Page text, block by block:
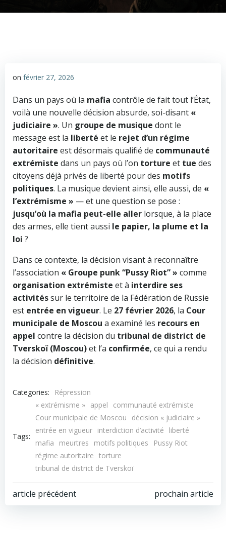
on février 27, 2026
Dans un pays où la mafia contrôle de fait tout l’État,
voilà une nouvelle décision absurde, soi-disant «
judiciaire ». Un groupe de musique dont le
message est la liberté et le rejet d’un régime
autoritaire est désormais qualifié de communauté
extrémiste dans un pays où l’on torture et tue des
citoyens déjà privés de liberté pour des motifs
politiques. La musique devient ainsi, elle aussi, de «
l’extrémisme » — et une question se pose :
jusqu’où la mafia peut-elle aller lorsque, à la place
des armes, elle tient aussi le papier, la plume et la
loi ?
Dans ce contexte, la décision visant à reconnaître
l’association « Groupe punk “Pussy Riot” » comme
organisation extrémiste et à interdire ses
activitéssur le territoire de la Fédération de Russie
est entrée en vigueur. Le 27 février 2026, la Cour
municipale de Moscou a examiné les recours en
appel contre la décision du tribunal de district de
Tverskoï (Moscou)et l’a confirmée, ce qui a rendu
la décision définitive.
Categories: Répression
Tags:
« extrémisme » appel
communauté extrémiste
Cour municipale de Moscou
décision « judiciaire »
entrée en vigueur interdiction d’activité
liberté
mafia
meurtres motifs politiques
Pussy Riot
régime autoritaire torture
tribunal de district de Tverskoï
Navigation
article précédent
Navigation
prochain article